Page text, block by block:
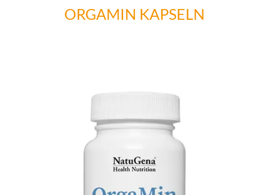
ORGAMIN KAPSELN